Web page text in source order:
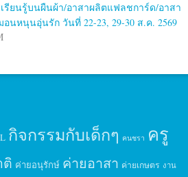
รียนรู้บนผืนผ้า/อาสาผลิตแฟลชการ์ด/อาสา
อนหนุนอุ่นรัก วันที่ 22-23, 29-30 ส.ค. 2569
กิจกรรมกับเด็กๆ คนชรา ครู
ติ ค่ายอนุรักษ์ ค่ายอาสา ค่ายเกษตร งาน